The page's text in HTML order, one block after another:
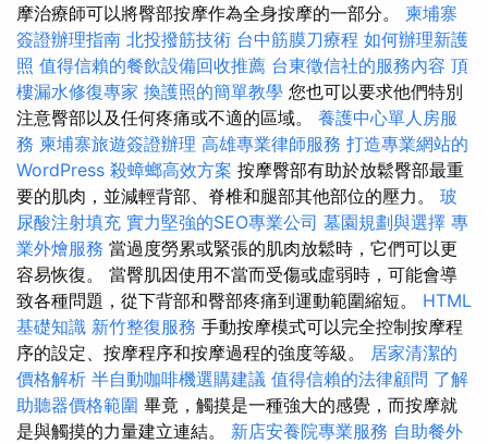
摩治療師可以將臀部按摩作為全身按摩的一部分。 柬埔寨
簽證辦理指南 北投撥筋技術 台中筋膜刀療程 如何辦理新護
照 值得信賴的餐飲設備回收推薦 台東徵信社的服務內容 頂
樓漏水修復專家 換護照的簡單教學 您也可以要求他們特別
注意臀部以及任何疼痛或不適的區域。 養護中心單人房服
務 柬埔寨旅遊簽證辦理 高雄專業律師服務 打造專業網站的
WordPress 殺蟑螂高效方案 按摩臀部有助於放鬆臀部最重
要的肌肉，並減輕背部、脊椎和腿部其他部位的壓力。 玻
尿酸注射填充 實力堅強的SEO專業公司 墓園規劃與選擇 專
業外燴服務 當過度勞累或緊張的肌肉放鬆時，它們可以更
容易恢復。 當臀肌因使用不當而受傷或虛弱時，可能會導
致各種問題，從下背部和臀部疼痛到運動範圍縮短。 HTML
基礎知識 新竹整復服務 手動按摩模式可以完全控制按摩程
序的設定、按摩程序和按摩過程的強度等級。 居家清潔的
價格解析 半自動咖啡機選購建議 值得信賴的法律顧問 了解
助聽器價格範圍 畢竟，觸摸是一種強大的感覺，而按摩就
是與觸摸的力量建立連結。 新店安養院專業服務 自助餐外